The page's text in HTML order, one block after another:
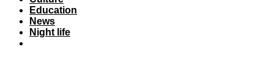
Education
News
Night life